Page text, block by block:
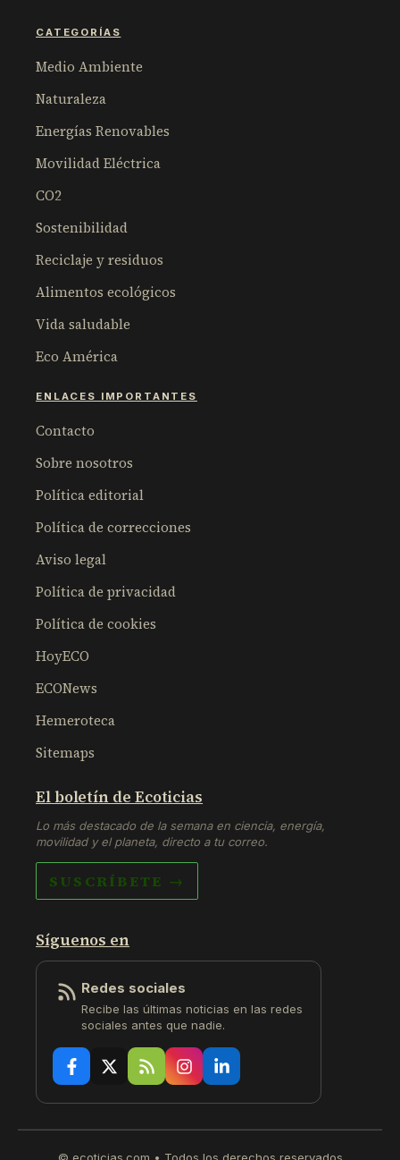
CATEGORÍAS
Medio Ambiente
Naturaleza
Energías Renovables
Movilidad Eléctrica
CO2
Sostenibilidad
Reciclaje y residuos
Alimentos ecológicos
Vida saludable
Eco América
ENLACES IMPORTANTES
Contacto
Sobre nosotros
Política editorial
Política de correcciones
Aviso legal
Política de privacidad
Política de cookies
HoyECO
ECONews
Hemeroteca
Sitemaps
El boletín de Ecoticias
Lo más destacado de la semana en ciencia, energía,
movilidad y el planeta, directo a tu correo.
SUSCRÍBETE →
Síguenos en
Redes sociales
Recibe las últimas noticias en las redes
sociales antes que nadie.